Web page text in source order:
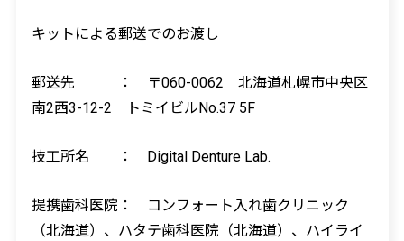
キットによる郵送でのお渡し
郵送先 ： 〒060-0062 北海道札幌市中央区
南2西3-12-2 トミイビルNo.37 5F
技工所名 ： Digital Denture Lab.
提携歯科医院： コンフォート入れ歯クリニック
（北海道）、ハタテ歯科医院（北海道）、ハイライ